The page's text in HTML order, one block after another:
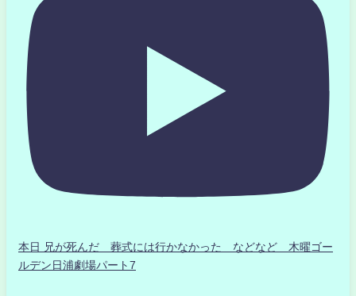
本日 兄が死んだ 葬式には行かなかった などなど 木曜ゴー
ルデン日浦劇場パート7